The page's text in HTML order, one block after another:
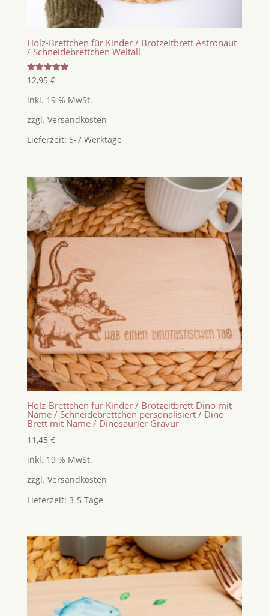
Holz-Brettchen für Kinder / Brotzeitbrett Astronaut
/ Schneidebrettchen Weltall
Bewertet
mit
von 5
12,95 €
inkl. 19 % MwSt.
zzgl. Versandkosten
Lieferzeit: 5-7 Werktage
Holz-Brettchen für Kinder / Brotzeitbrett Dino mit
Name / Schneidebrettchen personalisiert / Dino
Brett mit Name / Dinosaurier Gravur
11,45 €
inkl. 19 % MwSt.
zzgl. Versandkosten
Lieferzeit: 3-5 Tage